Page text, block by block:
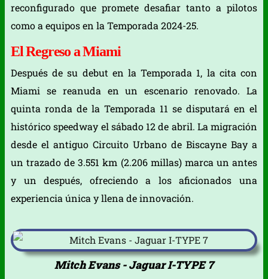
reconfigurado que promete desafiar tanto a pilotos
como a equipos en la Temporada 2024-25.
El Regreso a Miami
Después de su debut en la Temporada 1, la cita con
Miami se reanuda en un escenario renovado. La
quinta ronda de la Temporada 11 se disputará en el
histórico speedway el sábado 12 de abril. La migración
desde el antiguo Circuito Urbano de Biscayne Bay a
un trazado de 3.551 km (2.206 millas) marca un antes
y un después, ofreciendo a los aficionados una
experiencia única y llena de innovación.
Mitch Evans - Jaguar I-TYPE 7